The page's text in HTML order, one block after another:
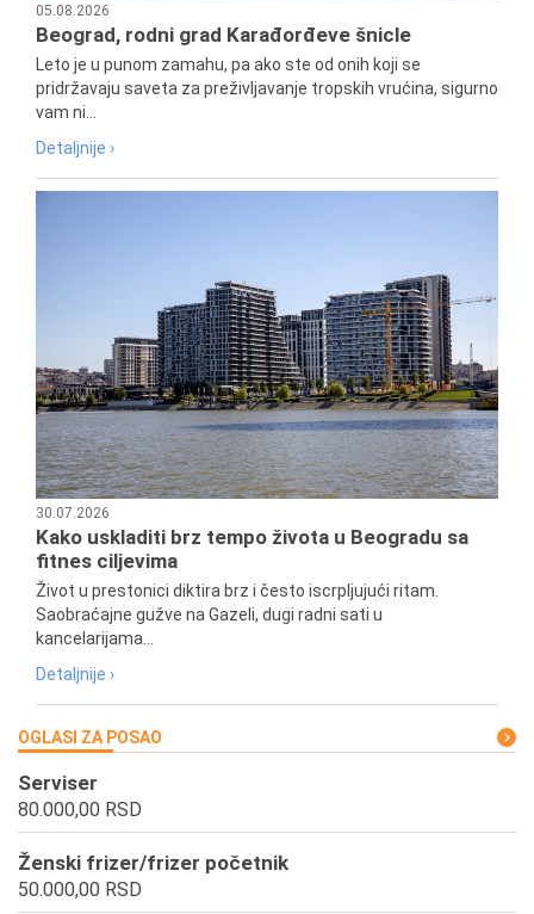
05.08.2026
Beograd, rodni grad Karađorđeve šnicle
Leto je u punom zamahu, pa ako ste od onih koji se
pridržavaju saveta za preživljavanje tropskih vrućina, sigurno
vam ni...
Detaljnije ›
30.07.2026
Kako uskladiti brz tempo života u Beogradu sa
fitnes ciljevima
Život u prestonici diktira brz i često iscrpljujući ritam.
Saobraćajne gužve na Gazeli, dugi radni sati u
kancelarijama...
Detaljnije ›
OGLASI ZA POSAO
Serviser
80.000,00 RSD
Ženski frizer/frizer početnik
50.000,00 RSD